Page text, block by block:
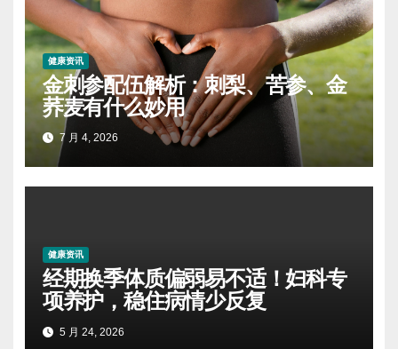
健康资讯
金刺参配伍解析：刺梨、苦参、金
荞麦有什么妙用
7 月 4, 2026
健康资讯
经期换季体质偏弱易不适！妇科专
项养护，稳住病情少反复
5 月 24, 2026